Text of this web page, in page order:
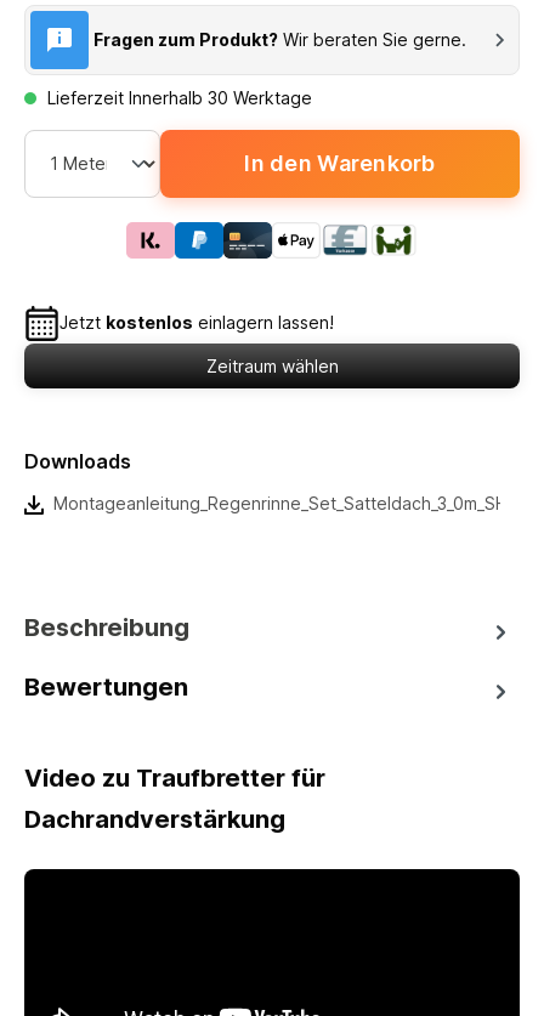
Fragen zum Produkt? Wir beraten Sie gerne.
Lieferzeit Innerhalb 30 Werktage
In den Warenkorb
Jetzt kostenlos einlagern lassen!
Zeitraum wählen
Downloads
Beschreibung
Bewertungen
Video zu Traufbretter für
Dachrandverstärkung